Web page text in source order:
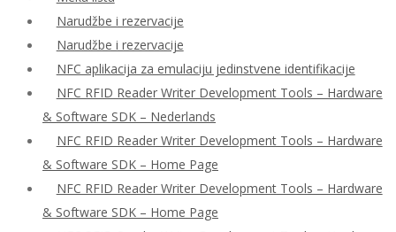
Narudžbe i rezervacije
Narudžbe i rezervacije
NFC aplikacija za emulaciju jedinstvene identifikacije
NFC RFID Reader Writer Development Tools – Hardware
& Software SDK – Nederlands
NFC RFID Reader Writer Development Tools – Hardware
& Software SDK – Home Page
NFC RFID Reader Writer Development Tools – Hardware
& Software SDK – Home Page